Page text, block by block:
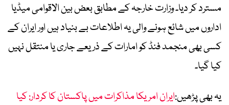
مسترد کر دیا۔ وزارت خارجہ کے مطابق بعض بین الاقوامی میڈیا
اداروں میں شائع ہونے والی یہ اطلاعات بے بنیاد ہیں اور ایران کے
کسی بھی منجمد فنڈ کو امارات کے ذریعے جاری یا منتقل نہیں
کیا گیا۔
یہ بھی پڑھیں:ایران امریکا مذاکرات میں پاکستان کا کردار: کیا